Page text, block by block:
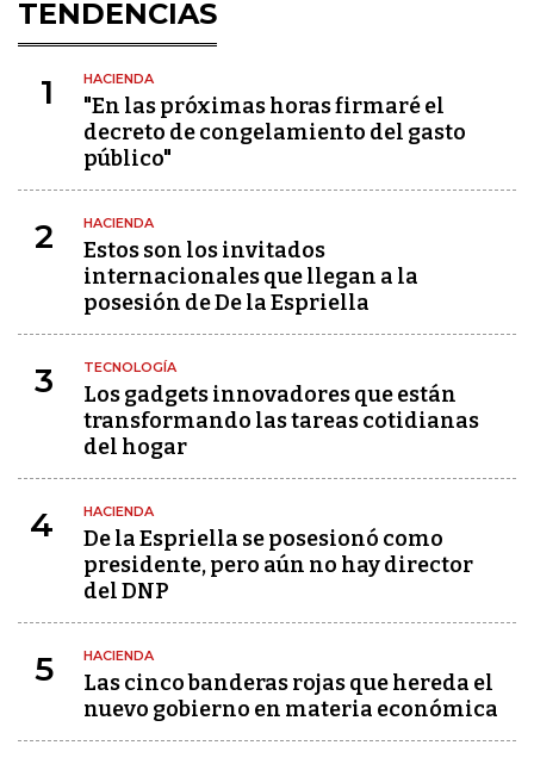
TENDENCIAS
1 HACIENDA
"En las próximas horas firmaré el
decreto de congelamiento del gasto
público"
2 HACIENDA
Estos son los invitados
internacionales que llegan a la
posesión de De la Espriella
3 TECNOLOGÍA
Los gadgets innovadores que están
transformando las tareas cotidianas
del hogar
4 HACIENDA
De la Espriella se posesionó como
presidente, pero aún no hay director
del DNP
5 HACIENDA
Las cinco banderas rojas que hereda el
nuevo gobierno en materia económica